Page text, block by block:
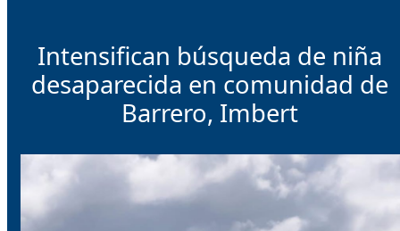
Intensifican búsqueda de niña
desaparecida en comunidad de
Barrero, Imbert